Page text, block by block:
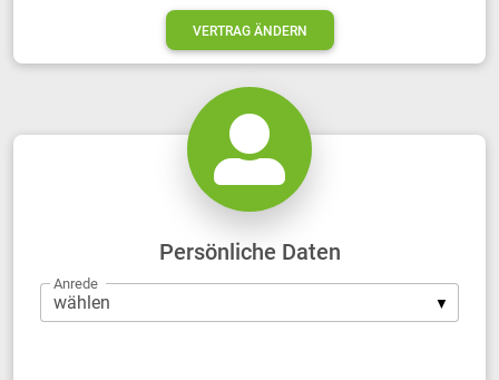
VERTRAG ÄNDERN
Persönliche Daten
Anrede